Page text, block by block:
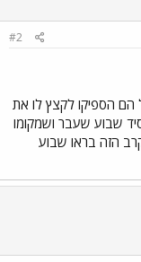
#2
הם הספיקו לקצץ לו את
שבוע שעבר ושמקומו
הזה בראו שבוע